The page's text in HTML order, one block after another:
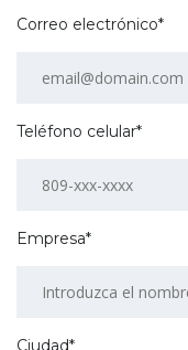
Correo electrónico*
Teléfono celular*
Empresa*
Ciudad*